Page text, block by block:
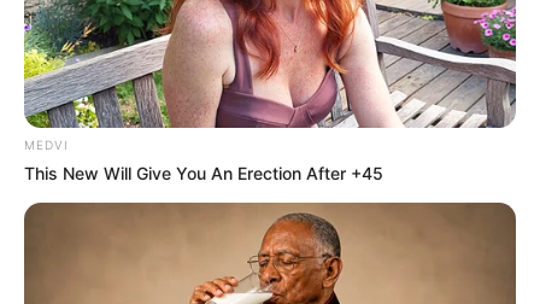
MEDVI
This New Will Give You An Erection After +45